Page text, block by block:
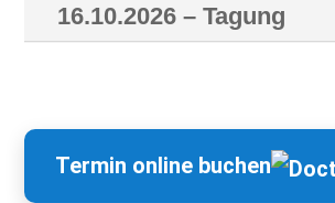
16.10.2026 – Tagung
Termin online buchen